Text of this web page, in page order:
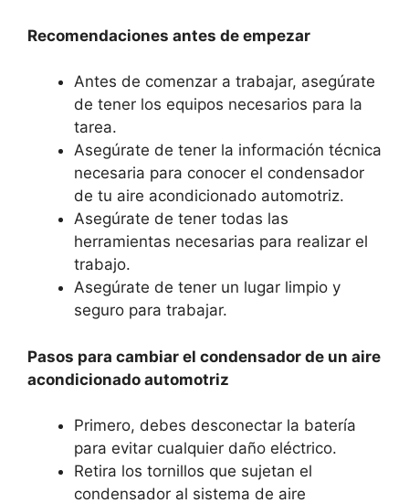
Recomendaciones antes de empezar
Antes de comenzar a trabajar, asegúrate
de tener los equipos necesarios para la
tarea.
Asegúrate de tener la información técnica
necesaria para conocer el condensador
de tu aire acondicionado automotriz.
Asegúrate de tener todas las
herramientas necesarias para realizar el
trabajo.
Asegúrate de tener un lugar limpio y
seguro para trabajar.
Pasos para cambiar el condensador de un aire
acondicionado automotriz
Primero, debes desconectar la batería
para evitar cualquier daño eléctrico.
Retira los tornillos que sujetan el
condensador al sistema de aire